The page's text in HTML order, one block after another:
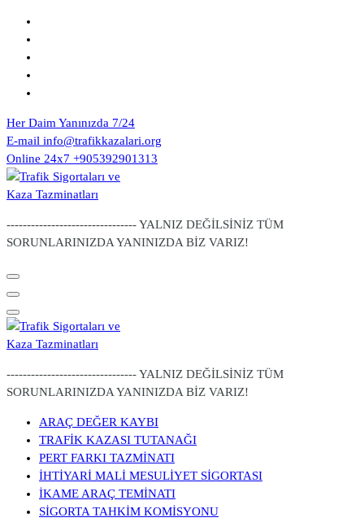
Skip
content
Her Daim Yanınızda 7/24
E-mail info@trafikkazalari.org
Online 24x7 +905392901313
-------------------------------- YALNIZ DEĞİLSİNİZ TÜM
SORUNLARINIZDA YANINIZDA BİZ VARIZ!
-------------------------------- YALNIZ DEĞİLSİNİZ TÜM
SORUNLARINIZDA YANINIZDA BİZ VARIZ!
ARAÇ DEĞER KAYBI
TRAFİK KAZASI TUTANAĞI
PERT FARKI TAZMİNATI
İHTİYARİ MALİ MESULİYET SİGORTASI
İKAME ARAÇ TEMİNATI
SİGORTA TAHKİM KOMİSYONU